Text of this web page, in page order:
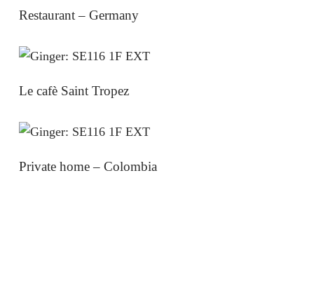
Restaurant – Germany
Le cafè Saint Tropez
Private home – Colombia